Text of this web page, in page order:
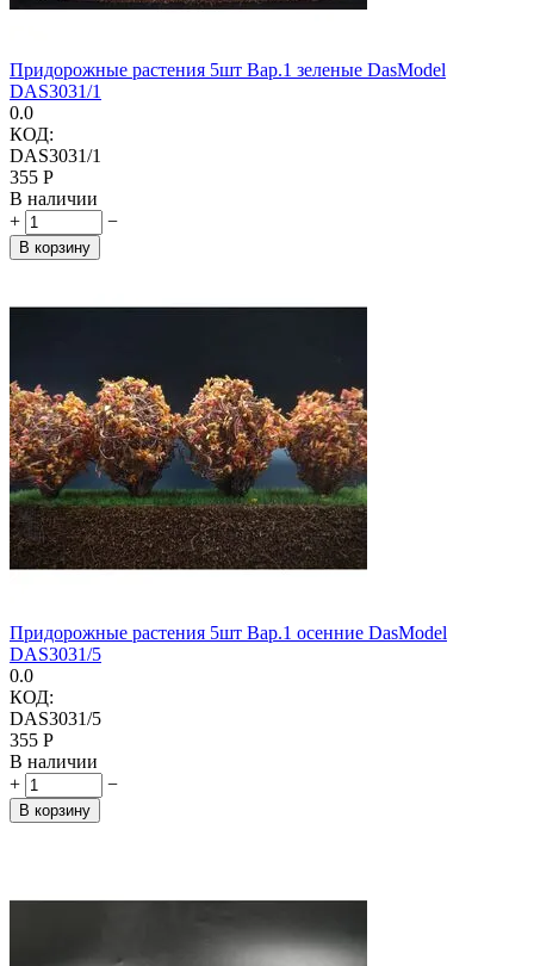
Придорожные растения 5шт Вар.1 зеленые DasModel
DAS3031/1
0.0
КОД:
DAS3031/1
‍355‍ Р
В наличии
+
−
В корзину
Придорожные растения 5шт Вар.1 осенние DasModel
DAS3031/5
0.0
КОД:
DAS3031/5
‍355‍ Р
В наличии
+
−
В корзину